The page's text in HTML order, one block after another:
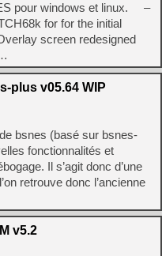
pour windows et linux. –
for for the initial
screen redesigned
plus v05.64 WIP
bsnes (basé sur bsnes-
fonctionnalités et
Il s’agit donc d’une
retrouve donc l’ancienne
v5.2